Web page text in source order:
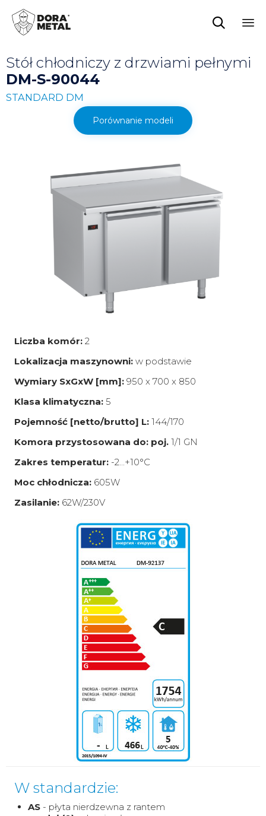

Stół chłodniczy z drzwiami pełnymi
DM-S-90044
STANDARD DM
Porównanie modeli
Liczba komór: 2
Lokalizacja maszynowni: w podstawie
Wymiary SxGxW [mm]: 950 x 700 x 850
Klasa klimatyczna: 5
Pojemność [netto/brutto] L: 144/170
Komora przystosowana do: poj. 1/1 GN
Zakres temperatur: -2...+10°C
Moc chłodnicza: 605W
Zasilanie: 62W/230V
W standardzie:
AS- płyta nierdzewna z rantem